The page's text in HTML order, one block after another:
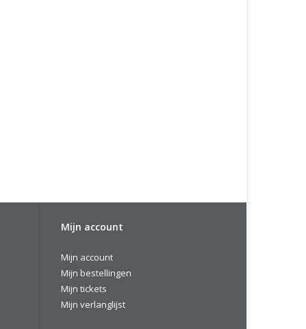
Mijn account
Mijn account
Mijn bestellingen
Mijn tickets
Mijn verlanglijst